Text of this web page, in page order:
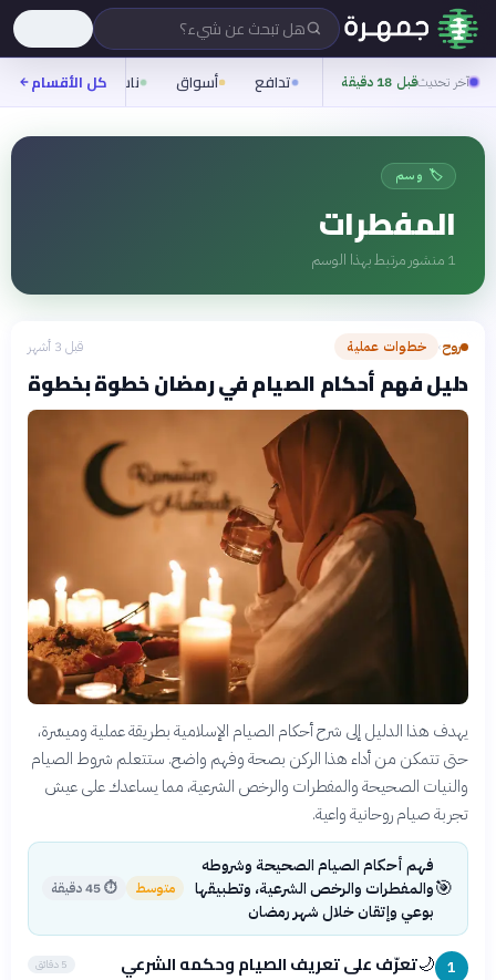
هل تبحث عن شيء؟
آخر تحديثقبل 18 دقيقة تدافع أسواق ناس روح
كل الأقسام
🏷️ وسم
المفطرات
1 منشور مرتبط بهذا الوسم
روح› خطوات عملية قبل 3 أشهر
دليل فهم أحكام الصيام في رمضان خطوة بخطوة
يهدف هذا الدليل إلى شرح أحكام الصيام الإسلامية بطريقة عملية وميسّرة،
حتى تتمكن من أداء هذا الركن بصحة وفهم واضح. ستتعلم شروط الصيام
والنيات الصحيحة والمفطرات والرخص الشرعية، مما يساعدك على عيش
تجربة صيام روحانية واعية.
🎯
فهم أحكام الصيام الصحيحة وشروطه
والمفطرات والرخص الشرعية، وتطبيقها
بوعي وإتقان خلال شهر رمضان
متوسط ⏱45 دقيقة
1
🌙تعرّف على تعريف الصيام وحكمه الشرعي 5 دقائق